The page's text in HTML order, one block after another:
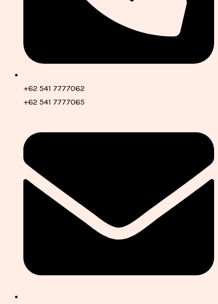
+62 541 7777062
+62 541 7777065